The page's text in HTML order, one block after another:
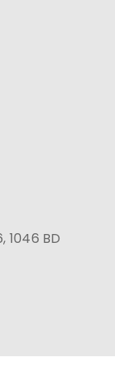
1046 BD